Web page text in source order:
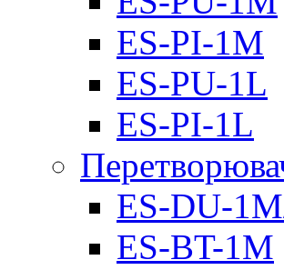
ES-PI-1M
ES-PU-1L
ES-PI-1L
ES-DU-
ES-BT-1M